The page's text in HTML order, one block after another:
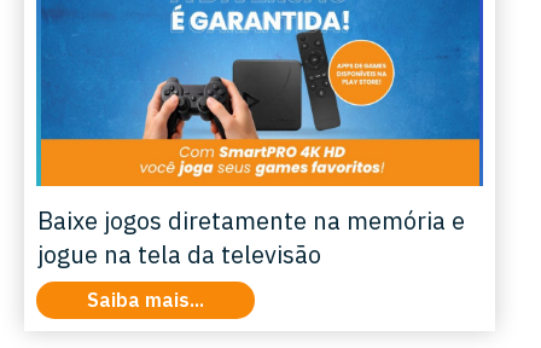
Baixe jogos diretamente na memória e
jogue na tela da televisão
Saiba mais...